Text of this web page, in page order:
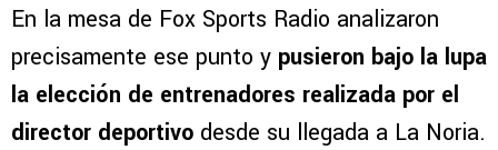
En la mesa de Fox Sports Radio analizaron
precisamente ese punto y pusieron bajo la lupa
la elección de entrenadores realizada por el
director deportivo desde su llegada a La Noria.